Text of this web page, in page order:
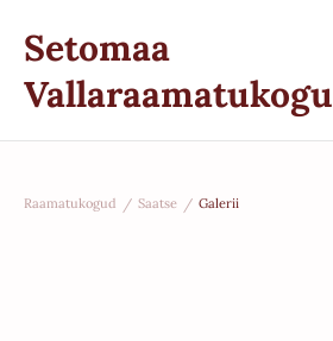
Setomaa
Vallaraamatukogu
Raamatukogud / Saatse / Galerii